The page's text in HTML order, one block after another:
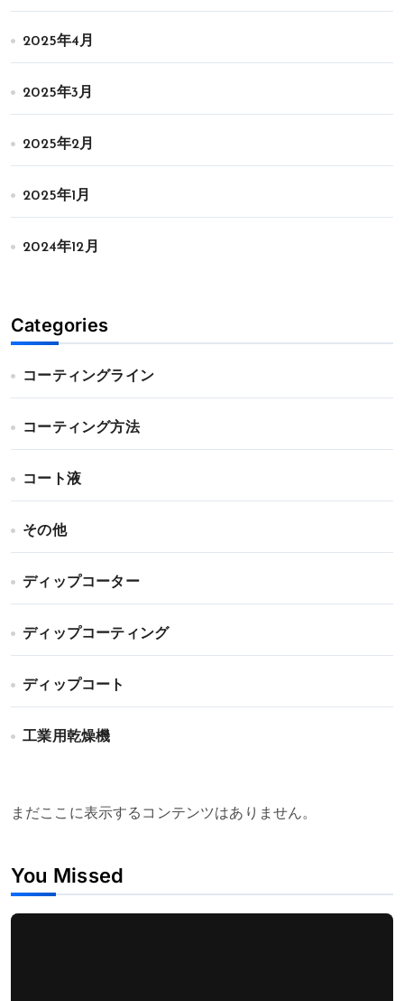
2025年4月
2025年3月
2025年2月
2025年1月
2024年12月
Categories
コーティングライン
コーティング方法
コート液
その他
ディップコーター
ディップコーティング
ディップコート
工業用乾燥機
まだここに表示するコンテンツはありません。
You Missed